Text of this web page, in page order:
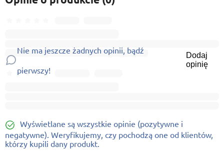
Nie ma jeszcze żadnych opinii, bądź
pierwszy!
Dodaj
opinię
Wyświetlane są wszystkie opinie (pozytywne i
negatywne). Weryfikujemy, czy pochodzą one od klientów,
którzy kupili dany produkt.